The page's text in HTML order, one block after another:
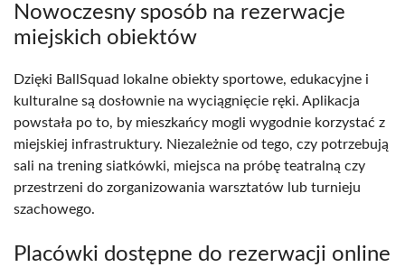
Nowoczesny sposób na rezerwacje
miejskich obiektów
Dzięki BallSquad lokalne obiekty sportowe, edukacyjne i
kulturalne są dosłownie na wyciągnięcie ręki. Aplikacja
powstała po to, by mieszkańcy mogli wygodnie korzystać z
miejskiej infrastruktury. Niezależnie od tego, czy potrzebują
sali na trening siatkówki, miejsca na próbę teatralną czy
przestrzeni do zorganizowania warsztatów lub turnieju
szachowego.
Placówki dostępne do rezerwacji online